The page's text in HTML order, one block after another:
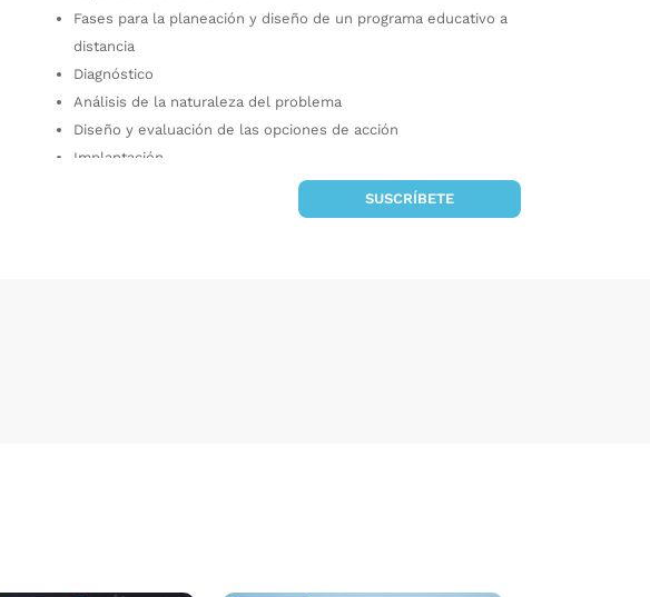
Fases para la planeación y diseño de un programa educativo a
distancia
Diagnóstico
Análisis de la naturaleza del problema
Diseño y evaluación de las opciones de acción
Implantación
SUSCRÍBETE